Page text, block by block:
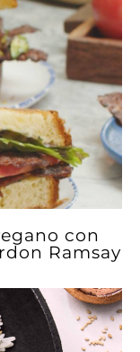
con
Ramsay